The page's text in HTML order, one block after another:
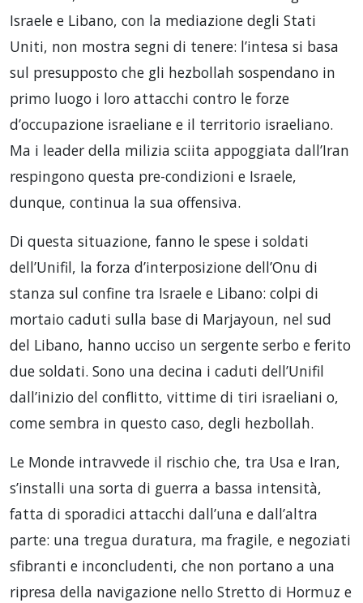
Israele e Libano, con la mediazione degli Stati
Uniti, non mostra segni di tenere: l’intesa si basa
sul presupposto che gli hezbollah sospendano in
primo luogo i loro attacchi contro le forze
d’occupazione israeliane e il territorio israeliano.
Ma i leader della milizia sciita appoggiata dall’Iran
respingono questa pre-condizioni e Israele,
dunque, continua la sua offensiva.
Di questa situazione, fanno le spese i soldati
dell’Unifil, la forza d’interposizione dell’Onu di
stanza sul confine tra Israele e Libano: colpi di
mortaio caduti sulla base di Marjayoun, nel sud
del Libano, hanno ucciso un sergente serbo e ferito
due soldati. Sono una decina i caduti dell’Unifil
dall’inizio del conflitto, vittime di tiri israeliani o,
come sembra in questo caso, degli hezbollah.
Le Monde intravvede il rischio che, tra Usa e Iran,
s’installi una sorta di guerra a bassa intensità,
fatta di sporadici attacchi dall’una e dall’altra
parte: una tregua duratura, ma fragile, e negoziati
sfibranti e inconcludenti, che non portano a una
ripresa della navigazione nello Stretto di Hormuz e